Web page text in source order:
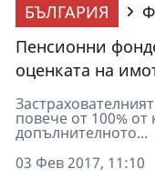
БЪЛГАРИЯ
Пенсионни
оценката на
повече от 100% от
допълнителното...
03 Фев 2017, 11:10